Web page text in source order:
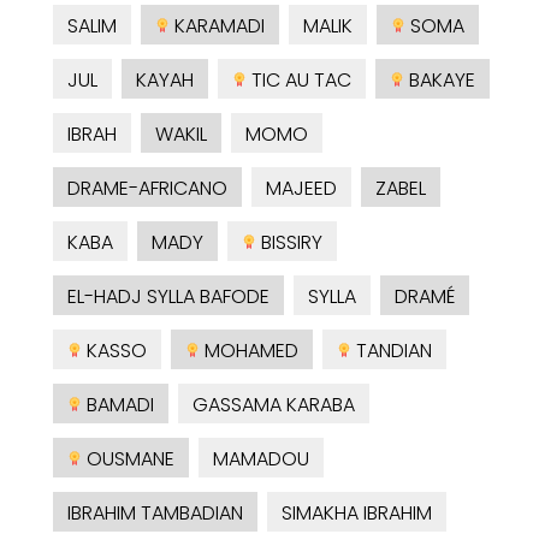
SALIM KARAMADI MALIK
SOMA
JUL
KAYAH TIC AU TAC
BAKAYE
IBRAH
WAKIL
MOMO
DRAME-AFRICANO
MAJEED
ZABEL
KABA
MADY
BISSIRY
EL-HADJ SYLLA BAFODE
SYLLA
DRAMÉ
KASSO
MOHAMED
TANDIAN
BAMADI
GASSAMA KARABA
OUSMANE
MAMADOU
IBRAHIM TAMBADIAN
SIMAKHA IBRAHIM